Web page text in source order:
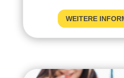
WEITERE